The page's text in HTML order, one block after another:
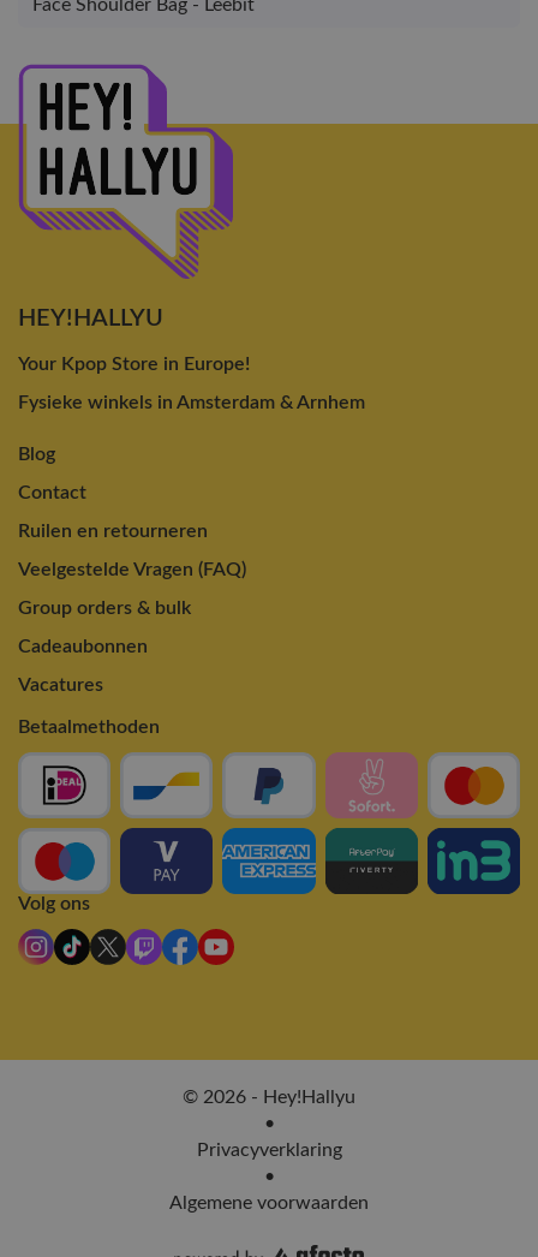
Face Shoulder Bag - Leebit
HEY!HALLYU
Your Kpop Store in Europe!
Fysieke winkels in Amsterdam & Arnhem
Blog
Contact
Ruilen en retourneren
Veelgestelde Vragen (FAQ)
Group orders & bulk
Cadeaubonnen
Vacatures
Betaalmethoden
Volg ons
© 2026 - Hey!Hallyu
•
Privacyverklaring
•
Algemene voorwaarden